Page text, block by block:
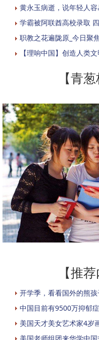
黄永玉病逝，说年轻人
学霸被阿联酋高校录取
职教之花遍陇原_今日聚
【理响中国】创造人类
【青
【推
开学季，看看国外的熊
中国目前有9500万抑郁
美国天才美女艺术家4岁